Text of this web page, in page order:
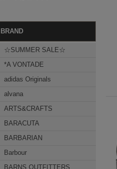
BRAND
☆SUMMER SALE☆
*A VONTADE
adidas Originals
alvana
ARTS&CRAFTS
BARACUTA
BARBARIAN
Barbour
BARNS OUTFITTERS